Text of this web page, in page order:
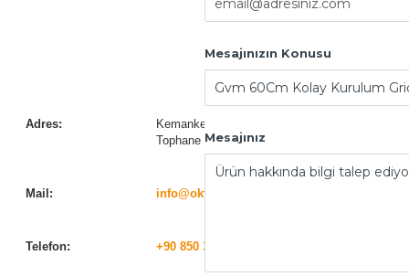
Adres:
Kemankeş Karamustafa Paşa Mah. Necatibey
Tophane / Beyoğlu / İstanbul
Mail: info@oktostore.com
Telefon: +90 850 333 65 86
Mesajınızın Konusu
Mesajınız